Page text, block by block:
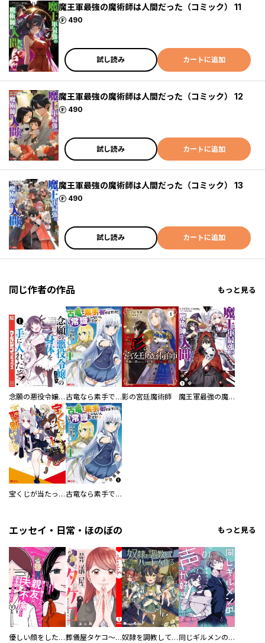
魔王軍最強の魔術師は人間だった（コミック） 11
490
ポイント
試し読み カートに追加
魔王軍最強の魔術師は人間だった（コミック） 12
490
ポイント
試し読み カートに追加
魔王軍最強の魔術師は人間だった（コミック） 13
490
ポイント
試し読み カートに追加
同じ作者の作品 もっと見る
念願の悪役令嬢の身体を手に入れたぞ！ 古竜なら素手で倒せますけど、これって常識じゃないんですか？（コミック）影の宮廷魔術師 魔王軍最強の魔術師は人間だった（コミック） 分冊版
宝くじが当たったのでレベル１から聖剣を買ってみる（コミック） 古竜なら素手で倒せますけど、これって常識じゃないんですか？（コミック） 分冊版
エッセイ・日常・ほのぼの もっと見る
優しい顔をした親友は、夫と不倫して私の家に入り込んできた。 葬儀屋タケコ～あなたの最期、叶えます【電子単行本版】 奴隷を調教してハーレム作る 同じギルメンの声が好き